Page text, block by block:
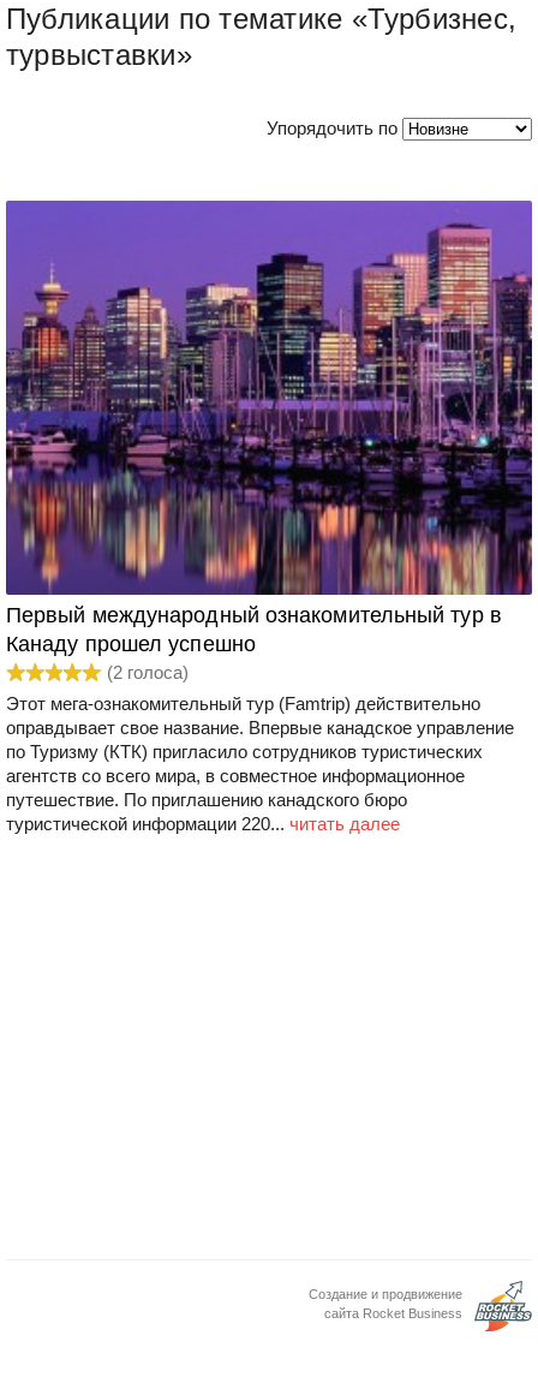
Публикации по тематике «Турбизнес,
турвыставки»
Упорядочить по
Первый международный ознакомительный тур в
Канаду прошел успешно
(2 голоса)
Этот мега-ознакомительный тур (Famtrip) действительно
оправдывает свое название. Впервые канадское управление
по Туризму (КТК) пригласило сотрудников туристических
агентств со всего мира, в совместное информационное
путешествие. По приглашению канадского бюро
туристической информации 220... читать далее
Создание и продвижение
сайта Rocket Business